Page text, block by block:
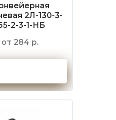
2Л-130-3-
2-3-1-НБ
от 284 р.